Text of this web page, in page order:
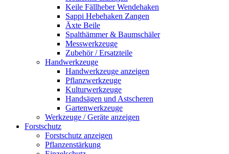
Keile Fällheber Wendehaken
Sappi Hebehaken Zangen
Äxte Beile
Spalthämmer & Baumschäler
Messwerkzeuge
Zubehör / Ersatzteile
Handwerkzeuge
Handwerkzeuge anzeigen
Pflanzwerkzeuge
Kulturwerkzeuge
Handsägen und Astscheren
Gartenwerkzeuge
Werkzeuge / Geräte anzeigen
Forstschutz
Forstschutz anzeigen
Pflanzenstärkung